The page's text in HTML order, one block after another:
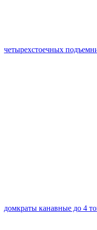
четырехстоечных
домкраты канавные до 4